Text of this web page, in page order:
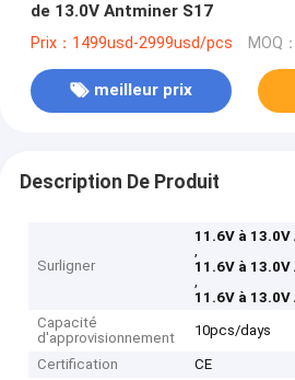
de 13.0V Antminer S17
Prix：1499usd-2999usd/pcs MOQ
meilleur prix
Description De Produit
Surligner
11.6V à
,
11.6V à
,
11.6V à
Capacité
d'approvisionnement
10pcs/days
Certification
CE